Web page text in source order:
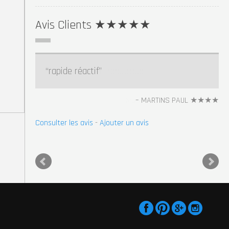
Avis Clients ★★★★★
rapide réactif
MARTINS PAUL ★★★★
Consulter les avis -Ajouter un avis
Très bien merci beaucoup
Martin Stéphane ★★★★★
Consulter les avis -Ajouter un avis